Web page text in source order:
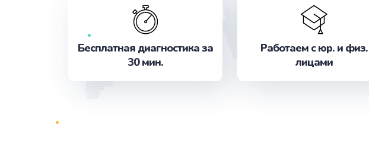
Бесплатная диагностика за
30 мин.
Работаем с юр. и физ.
лицами